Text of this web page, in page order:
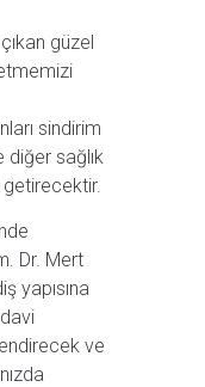
güzel
sindirim
sağlık
getirecektir.
Dr. Mert
yapısına
ve